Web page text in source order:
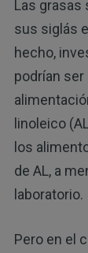
Las grasas
sus siglás
hecho,
podrían
linoleico
los
de AL, a
laboratorio.
Pero en el